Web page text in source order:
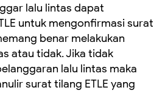
lalu lintas dapat
untuk mengonfirmasi surat
benar melakukan
atau tidak. Jika tidak
lalu lintas maka
surat tilang ETLE yang